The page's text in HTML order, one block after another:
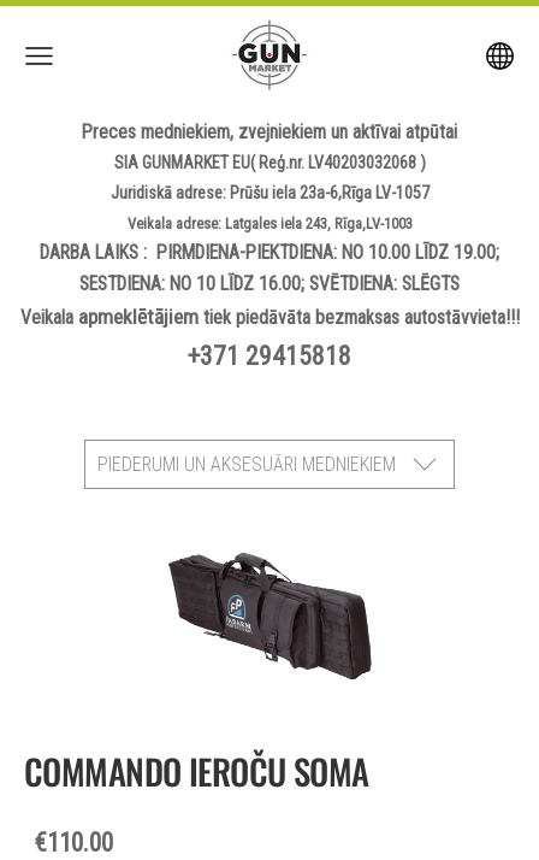
Preces medniekiem, zvejniekiem un aktīvai atpūtai
SIA GUNMARKET EU( Reģ.nr. LV40203032068 )
Juridiskā adrese: Prūšu iela 23a-6,Rīga LV-1057
Veikala adrese: Latgales iela 243, Rīga,LV-1003
DARBA LAIKS : PIRMDIENA-PIEKTDIENA: NO 10.00 LĪDZ 19.00;
SESTDIENA: NO 10 LĪDZ 16.00; SVĒTDIENA: SLĒGTS
Veikala apmeklētājiemtiek piedāvāta bezmaksas autostāvvieta!!!
+371 29415818
PIEDERUMI UN AKSESUĀRI MEDNIEKIEM
COMMANDO IEROČU SOMA
€110.00